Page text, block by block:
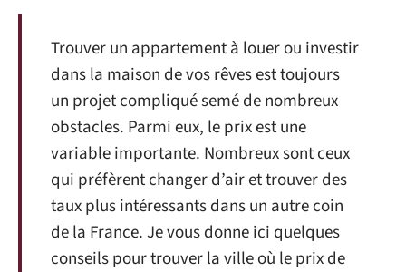
Trouver un appartement à louer ou investir
dans la maison de vos rêves est toujours
un projet compliqué semé de nombreux
obstacles. Parmi eux, le prix est une
variable importante. Nombreux sont ceux
qui préfèrent changer d’air et trouver des
taux plus intéressants dans un autre coin
de la France. Je vous donne ici quelques
conseils pour trouver la ville où le prix de